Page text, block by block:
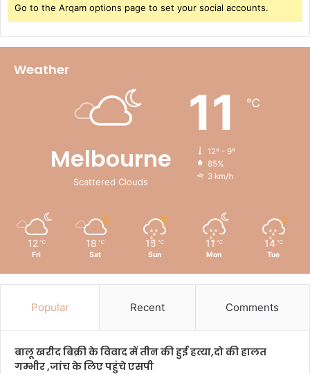
Go to the Arqam options page to set your social accounts.
Weather
Melbourne
Scattered Clouds
11 ℃
12º - 9º
85%
3 km/h
12 ℃
Fri
18 ℃
Sat
15 ℃
Sun
11 ℃
Mon
14 ℃
Tue
Popular Recent Comments
बालू खरीद बिक्री के विवाद में तीन की हुई हत्या,दो की हालत
गम्भीर ,जांच के लिए पहुंचे एसपी